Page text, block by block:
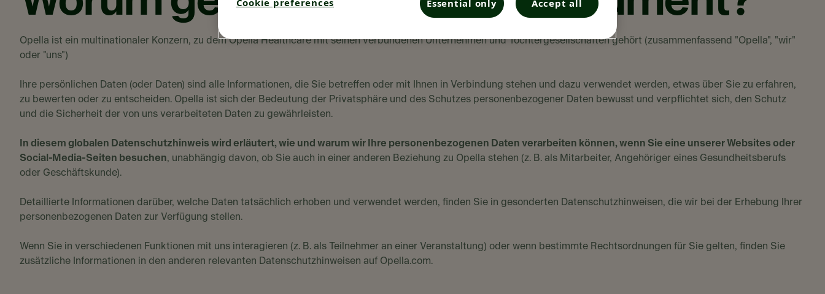
Opella ist ein multinationaler Konzern, zu dem Opella Healthcare mit seinen verbundenen Unternehmen und Tochtergesellschaften gehört (zusammenfassend "Opella", "wir"
oder "uns")
Ihre persönlichen Daten (oder Daten) sind alle Informationen, die Sie betreffen oder mit Ihnen in Verbindung stehen und dazu verwendet werden, etwas über Sie zu erfahren,
zu bewerten oder zu entscheiden. Opella ist sich der Bedeutung der Privatsphäre und des Schutzes personenbezogener Daten bewusst und verpflichtet sich, den Schutz
und die Sicherheit der von uns verarbeiteten Daten zu gewährleisten.
In diesem globalen Datenschutzhinweis wird erläutert, wie und warum wir Ihre personenbezogenen Daten verarbeiten können, wenn Sie eine unserer Websites oder
Social-Media-Seiten besuchen, unabhängig davon, ob Sie auch in einer anderen Beziehung zu Opella stehen (z. B. als Mitarbeiter, Angehöriger eines Gesundheitsberufs
oder Geschäftskunde).
Detaillierte Informationen darüber, welche Daten tatsächlich erhoben und verwendet werden, finden Sie in gesonderten Datenschutzhinweisen, die wir bei der Erhebung Ihrer
personenbezogenen Daten zur Verfügung stellen.
Wenn Sie in verschiedenen Funktionen mit uns interagieren (z. B. als Teilnehmer an einer Veranstaltung) oder wenn bestimmte Rechtsordnungen für Sie gelten, finden Sie
zusätzliche Informationen in den anderen relevanten Datenschutzhinweisen auf Opella.com.
Cookie preferences Essential only Accept all